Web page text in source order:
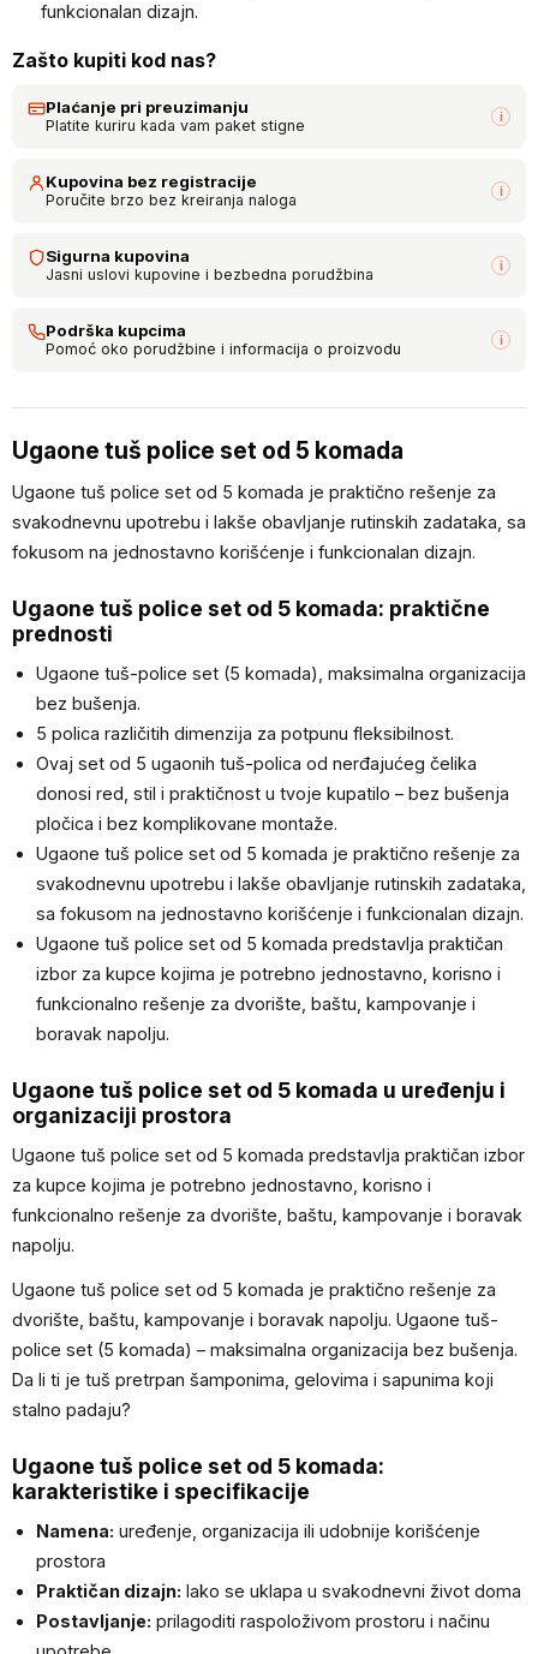
funkcionalan dizajn.
Zašto kupiti kod nas?
Plaćanje pri preuzimanju
Platite kuriru kada vam paket stigne i
Kupovina bez registracije
Poručite brzo bez kreiranja naloga i
Sigurna kupovina
Jasni uslovi kupovine i bezbedna porudžbina i
Podrška kupcima
Pomoć oko porudžbine i informacija o proizvodu i
Ugaone tuš police set od 5 komada
Ugaone tuš police set od 5 komada je praktično rešenje za
svakodnevnu upotrebu i lakše obavljanje rutinskih zadataka, sa
fokusom na jednostavno korišćenje i funkcionalan dizajn.
Ugaone tuš police set od 5 komada: praktične
prednosti
Ugaone tuš-police set (5 komada), maksimalna organizacija
bez bušenja.
5 polica različitih dimenzija za potpunu fleksibilnost.
Ovaj set od 5 ugaonih tuš-polica od nerđajućeg čelika
donosi red, stil i praktičnost u tvoje kupatilo – bez bušenja
pločica i bez komplikovane montaže.
Ugaone tuš police set od 5 komada je praktično rešenje za
svakodnevnu upotrebu i lakše obavljanje rutinskih zadataka,
sa fokusom na jednostavno korišćenje i funkcionalan dizajn.
Ugaone tuš police set od 5 komada predstavlja praktičan
izbor za kupce kojima je potrebno jednostavno, korisno i
funkcionalno rešenje za dvorište, baštu, kampovanje i
boravak napolju.
Ugaone tuš police set od 5 komada u uređenju i
organizaciji prostora
Ugaone tuš police set od 5 komada predstavlja praktičan izbor
za kupce kojima je potrebno jednostavno, korisno i
funkcionalno rešenje za dvorište, baštu, kampovanje i boravak
napolju.
Ugaone tuš police set od 5 komada je praktično rešenje za
dvorište, baštu, kampovanje i boravak napolju. Ugaone tuš-
police set (5 komada) – maksimalna organizacija bez bušenja.
Da li ti je tuš pretrpan šamponima, gelovima i sapunima koji
stalno padaju?
Ugaone tuš police set od 5 komada:
karakteristike i specifikacije
Namena: uređenje, organizacija ili udobnije korišćenje
prostora
Praktičan dizajn: lako se uklapa u svakodnevni život doma
Postavljanje: prilagoditi raspoloživom prostoru i načinu